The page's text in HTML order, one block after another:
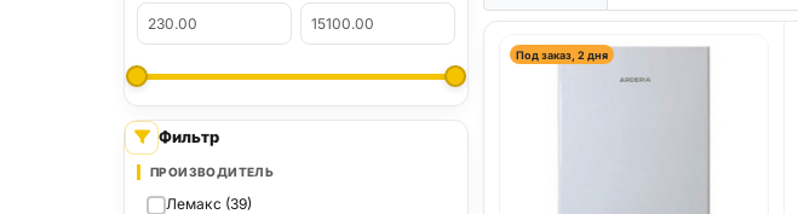
Фильтр
ПРОИЗВОДИТЕЛЬ
Лемакс (39)
Под заказ, 2 дня